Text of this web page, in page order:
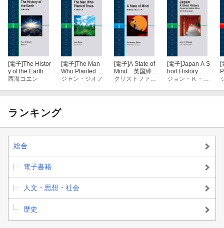
[電子]The Histor
y of the Earth
地球の歴史
西海コエン
[電子]The Man
Who Planted Tr
ees 木を植え
ジャン・ジオノ
[電子]A State of
Mind 英国紳士
が見たニッポン
クリストファー・ベルン
[電子]Japan A S
hort History 日
本小史【改訂増
ジョン・Ｋ・ギレスピー
[
ランキング
総合
電子書籍
人文・思想・社会
歴史